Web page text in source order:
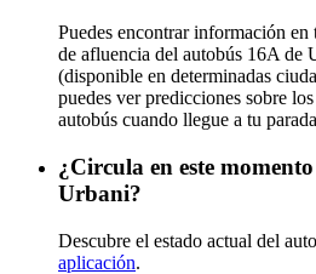
Puedes encontrar información
de afluencia del autobús 16A de
(disponible en determinadas
puedes ver predicciones sobre
autobús cuando llegue a tu
¿Circula en este
Urbani?
Descubre el estado actual del
aplicación.